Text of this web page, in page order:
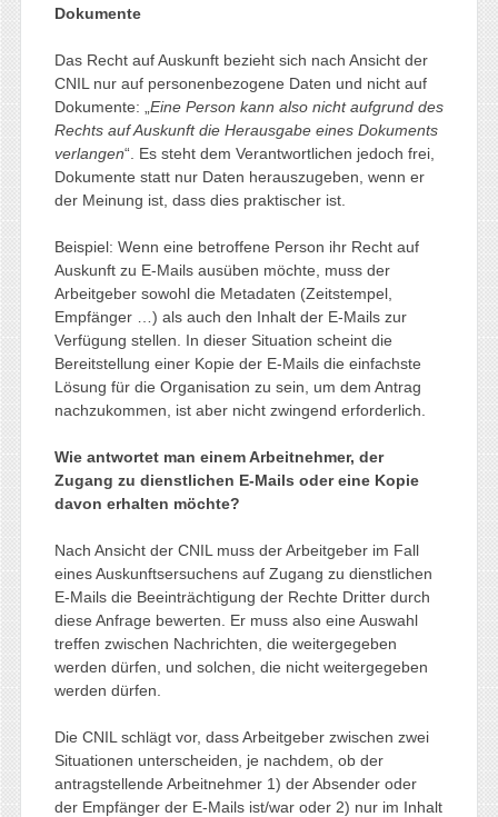
Dokumente
Das Recht auf Auskunft bezieht sich nach Ansicht der
CNIL nur auf personenbezogene Daten und nicht auf
Dokumente: „ Eine Person kann also nicht aufgrund des
Rechts auf Auskunft die Herausgabe eines Dokuments
verlangen“. Es steht dem Verantwortlichen jedoch frei,
Dokumente statt nur Daten herauszugeben, wenn er
der Meinung ist, dass dies praktischer ist.
Beispiel: Wenn eine betroffene Person ihr Recht auf
Auskunft zu E-Mails ausüben möchte, muss der
Arbeitgeber sowohl die Metadaten (Zeitstempel,
Empfänger …) als auch den Inhalt der E-Mails zur
Verfügung stellen. In dieser Situation scheint die
Bereitstellung einer Kopie der E-Mails die einfachste
Lösung für die Organisation zu sein, um dem Antrag
nachzukommen, ist aber nicht zwingend erforderlich.
Wie antwortet man einem Arbeitnehmer, der
Zugang zu dienstlichen E-Mails oder eine Kopie
davon erhalten möchte?
Nach Ansicht der CNIL muss der Arbeitgeber im Fall
eines Auskunftsersuchens auf Zugang zu dienstlichen
E-Mails die Beeinträchtigung der Rechte Dritter durch
diese Anfrage bewerten. Er muss also eine Auswahl
treffen zwischen Nachrichten, die weitergegeben
werden dürfen, und solchen, die nicht weitergegeben
werden dürfen.
Die CNIL schlägt vor, dass Arbeitgeber zwischen zwei
Situationen unterscheiden, je nachdem, ob der
antragstellende Arbeitnehmer 1) der Absender oder
der Empfänger der E-Mails ist/war oder 2) nur im Inhalt